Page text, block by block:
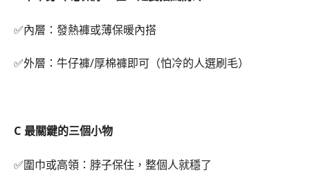
✅內層：發熱褲或薄保暖內搭
✅外層：牛仔褲/厚棉褲即可（怕冷的人選刷毛）
C 最關鍵的三個小物
✅圍巾或高領：脖子保住，整個人就穩了